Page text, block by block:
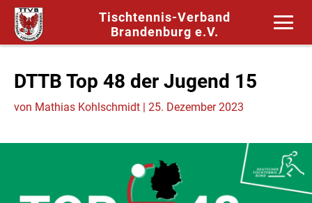
Tischtennis-Verband
Brandenburg e.V.
DTTB Top 48 der Jugend 15
von Mathias Kohlschmidt | 25. Dezember 2023